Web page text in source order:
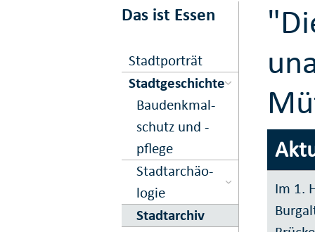
Das ist Essen
Stadtporträt
Stadtgeschichte
Bau­denk­mal­
schutz und -
pflege
Stadt­ar­chä­o­
logie
Stadtarchiv
Im 1.